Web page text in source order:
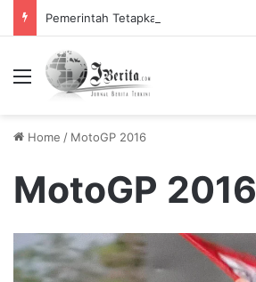
Menu
Home / MotoGP 2016
MotoGP 2016